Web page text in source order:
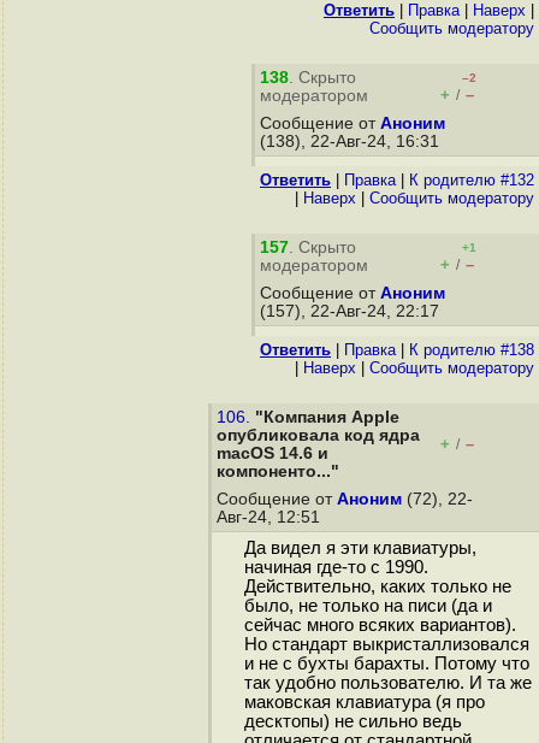
Ответить Правка| Наверх
Cообщить модератору
138. Скрыто
модератором
–2
+ / –
Сообщение от Аноним
(138), 22-Авг-24, 16:31
Ответить Правка|
К родителю #132
Наверх Cообщить модератору
157. Скрыто
модератором
+1
+ / –
Сообщение от Аноним
(157), 22-Авг-24, 22:17
Ответить Правка|
К родителю #138
Наверх Cообщить модератору
106. "Компания Apple
опубликовала код ядра
macOS 14.6 и
компоненто..."
+ / –
Сообщение от Аноним (72), 22-
Авг-24, 12:51
Да видел я эти клавиатуры,
начиная где-то с 1990.
Действительно, каких только не
было, не только на писи (да и
сейчас много всяких вариантов).
Но стандарт выкристаллизовался
и не с бухты барахты. Потому что
так удобно пользователю. И та же
маковская клавиатура (я про
десктопы) не сильно ведь